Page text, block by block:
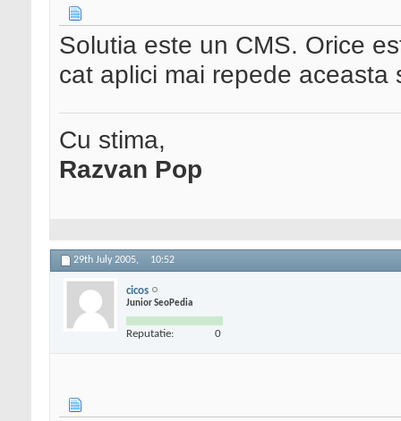
Solutia este un CMS. Orice
cat aplici mai repede
Cu stima,
Razvan Pop
29th July 2005, 10:52
cicos
Junior SeoPedia
Reputatie: 0